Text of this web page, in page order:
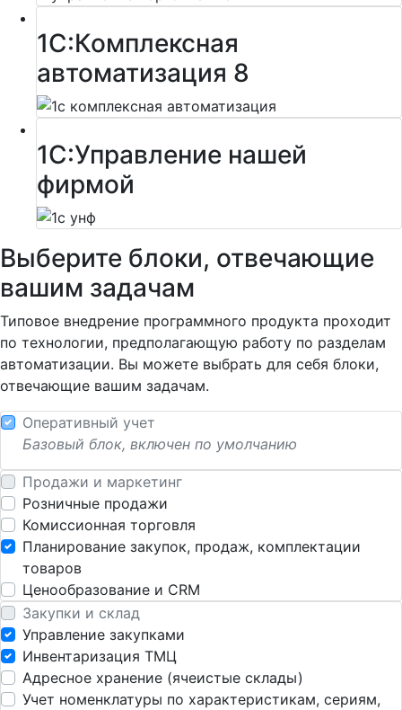
1С:Комплексная
автоматизация 8
1С:Управление нашей
фирмой
Выберите блоки, отвечающие
вашим задачам
Типовое внедрение программного продукта проходит
по технологии, предполагающую работу по разделам
автоматизации. Вы можете выбрать для себя блоки,
отвечающие вашим задачам.
Оперативный учет
Базовый блок, включен по умолчанию
Продажи и маркетинг
Розничные продажи
Комиссионная торговля
Планирование закупок, продаж, комплектации
товаров
Ценообразование и CRM
Закупки и склад
Управление закупками
Инвентаризация ТМЦ
Адресное хранение (ячеистые склады)
Учет номенклатуры по характеристикам, сериям,